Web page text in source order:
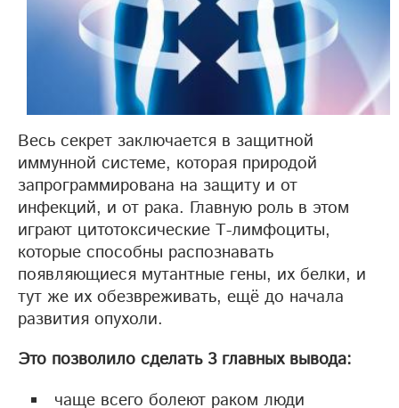
Весь секрет заключается в защитной
иммунной системе, которая природой
запрограммирована на защиту и от
инфекций, и от рака. Главную роль в этом
играют цитотоксические Т-лимфоциты,
которые способны распознавать
появляющиеся мутантные гены, их белки, и
тут же их обезвреживать, ещё до начала
развития опухоли.
Это позволило сделать 3 главных вывода:
чаще всего болеют раком люди